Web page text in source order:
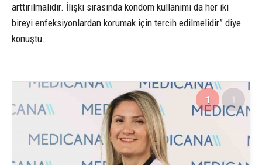
arttırılmalıdır. İlişki sırasında kondom kullanımı da her iki
bireyi enfeksiyonlardan korumak için tercih edilmelidir” diye
konuştu.
1